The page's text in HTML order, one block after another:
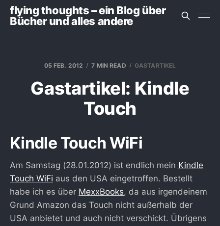
flying thoughts – ein Blog über
Bücher und alles andere
05 FEB. 2012 7 MIN READ GASTARTIKEL
Gastartikel: Kindle
Touch
Kindle Touch WiFi
Am Samstag (28.01.2012) ist endlich mein Kindle
Touch WiFi aus den USA eingetroffen. Bestellt
habe ich es über MexxBooks, da aus irgendeinem
Grund Amazon das Touch nicht außerhalb der
USA anbietet und auch nicht verschickt. Übrigens